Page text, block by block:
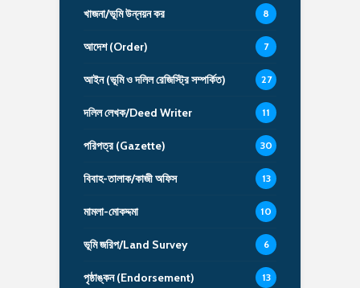
খাজনা/ভূমি উন্নয়ন কর 8
আদেশ (Order) 7
আইন (ভূমি ও দলিল রেজিস্ট্রি সম্পর্কিত) 27
দলিল লেখক/Deed Writer 11
পরিপত্র (Gazette) 30
বিবাহ-তালাক/কাজী অফিস 13
মামলা-মোকদ্দমা 10
ভূমি জরিপ/Land Survey 6
পৃষ্ঠাঙ্কন (Endorsement) 13